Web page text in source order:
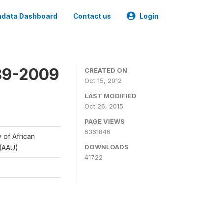
Dashboard Contact us Login
2009
of African
CREATED ON
Oct 15, 2012
LAST MODIFIED
Oct 26, 2015
PAGE VIEWS
6361846
DOWNLOADS
41722